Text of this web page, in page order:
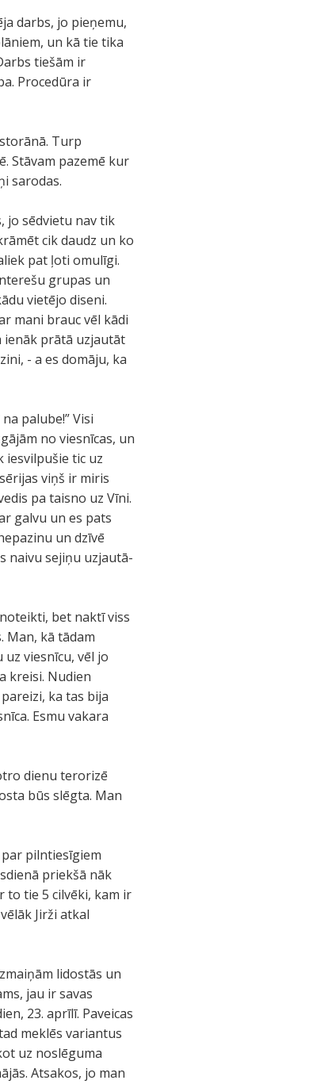
darbs, jo pieņemu,
un kā tie tika
tiešām ir
Procedūra ir
Turp
Stāvam pazemē kur
sarodas.
jo sēdvietu nav tik
cik daudz un ko
pat ļoti omulīgi.
grupas un
vietējo diseni.
mani brauc vēl kādi
ienāk prātā uzjautāt
- a es domāju, ka
palube!” Visi
no viesnīcas, un
iesvilpušie tic uz
viņš ir miris
pa taisno uz Vīni.
galvu un es pats
un dzīvē
naivu sejiņu uzjautā-
bet naktī viss
Man, kā tādam
viesnīcu, vēl jo
kreisi. Nudien
ka tas bija
Esmu vakara
dienu terorizē
būs slēgta. Man
pilntiesīgiem
priekšā nāk
to tie 5 cilvēki, kam ir
Jirži atkal
lidostās un
jau ir savas
23. aprīlī. Paveicas
meklēs variantus
uz noslēguma
Atsakos, jo man